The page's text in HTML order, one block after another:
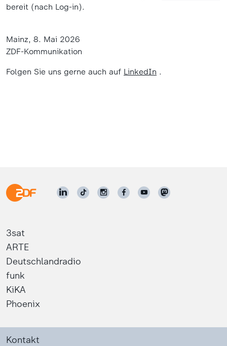
bereit (nach Log-in).
Mainz, 8. Mai 2026
ZDF-Kommunikation
Folgen Sie uns gerne auch auf LinkedIn .
3sat
ARTE
Deutschlandradio
funk
KiKA
Phoenix
Kontakt